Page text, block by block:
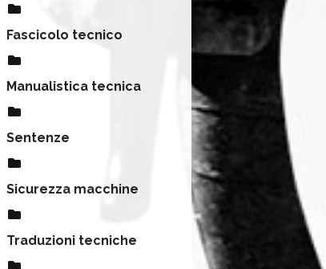
Fascicolo tecnico
Manualistica tecnica
Sentenze
Sicurezza macchine
Traduzioni tecniche